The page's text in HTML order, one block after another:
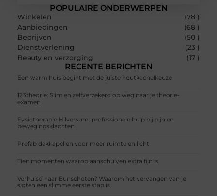
POPULAIRE ONDERWERPEN
Winkelen
(78 )
Aanbiedingen
(68 )
Bedrijven
(50 )
Dienstverlening
(23 )
Beauty en verzorging
(17 )
RECENTE BERICHTEN
Een warm huis begint met de juiste houtkachelkeuze
123theorie: Slim en zelfverzekerd op weg naar je theorie-
examen
Fysiotherapie Hilversum: professionele hulp bij pijn en
bewegingsklachten
Prefab dakkapellen voor meer ruimte en licht
Tien momenten waarop aanschuiven extra fijn is
Verhuisd naar Bunschoten? Waarom het vervangen van je
sloten een slimme eerste stap is